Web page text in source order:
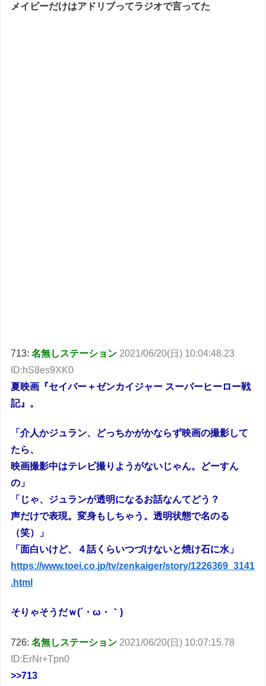
メイビーだけはアドリブってラジオで言ってた
713:名無しステーション 2021/06/20(日) 10:04:48.23
ID:hS8es9XK0
夏映画『セイバー＋ゼンカイジャー スーパーヒーロー戦
記』。
「介人かジュラン、どっちかがかならず映画の撮影して
たら、
映画撮影中はテレビ撮りようがないじゃん。どーすん
の」
「じゃ、ジュランが透明になるお話なんてどう？
声だけで表現。変身もしちゃう。透明状態で名のる
（笑）」
「面白いけど、４話くらいつづけないと焼け石に水」
https://www.toei.co.jp/tv/zenkaiger/story/1226369_3141
.html
そりゃそうだｗ(´・ω・｀)
726:名無しステーション 2021/06/20(日) 10:07:15.78
ID:ErNr+Tpn0
>>713